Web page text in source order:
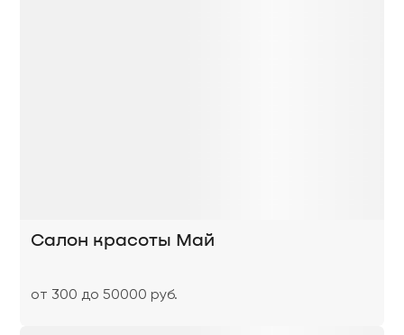
Салон красоты Май
от 300 до 50000 руб.